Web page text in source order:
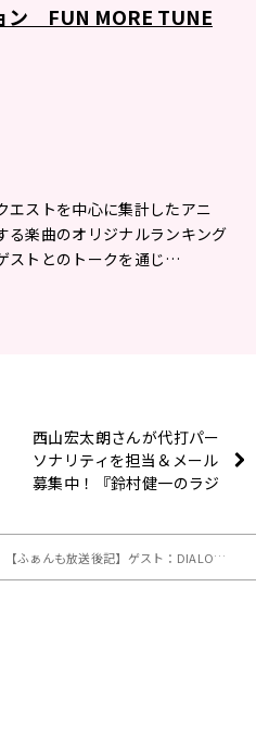
ン FUN MORE TUNE
エストを中心に集計したアニ
る楽曲のオリジナルランキング
ストとのトークを通じ…
西山宏太朗さんが代打パー
ソナリティを担当＆メール
募集中！『鈴村健一のラジ
【ふぁんも放送後記】ゲスト：DIALOGUE＋(稗田寧々さん＆村上まなつさん)（2024.9/14 OA #77）